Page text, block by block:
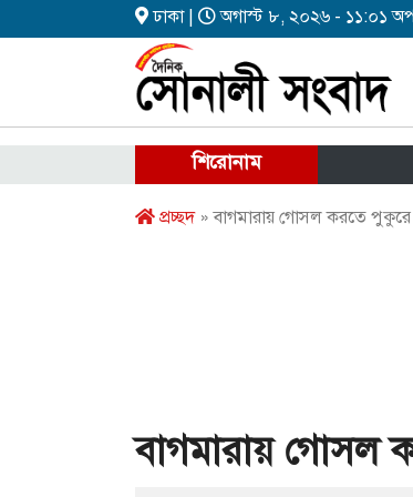
ঢাকা | অগাস্ট ৮, ২০২৬ - ১১:০১
শিরোনাম
প্রচ্ছদ» বাগমারায় গোসল করতে
বাগমারায় গোসল